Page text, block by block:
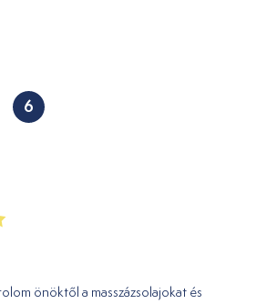
6
önöktől a masszázsolajokat és